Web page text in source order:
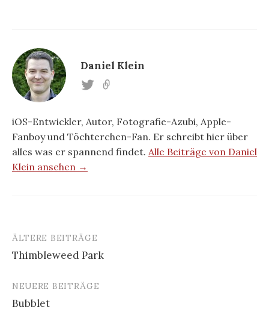
Daniel Klein
iOS-Entwickler, Autor, Fotografie-Azubi, Apple-
Fanboy und Töchterchen-Fan. Er schreibt hier über
alles was er spannend findet. Alle Beiträge von Daniel
Klein ansehen →
Beitragsnavigation
ÄLTERE BEITRÄGE
Thimbleweed Park
NEUERE BEITRÄGE
Bubblet